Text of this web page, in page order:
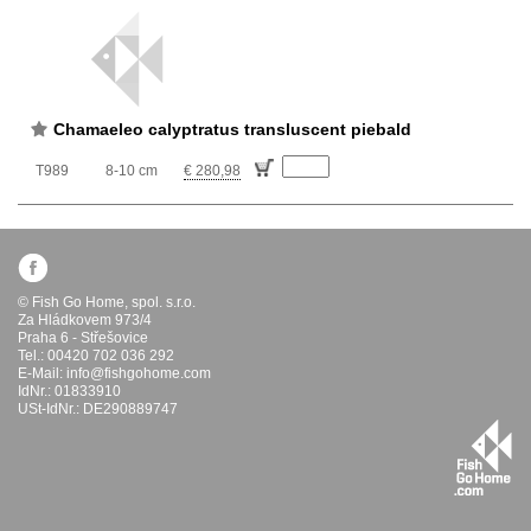
Chamaeleo calyptratus transluscent piebald
T989 8-10 cm € 280,98
© Fish Go Home, spol. s.r.o.
Za Hládkovem 973/4
Praha 6 - Střešovice
Tel.: 00420 702 036 292
E-Mail: info@fishgohome.com
IdNr.: 01833910
USt-IdNr.: DE290889747